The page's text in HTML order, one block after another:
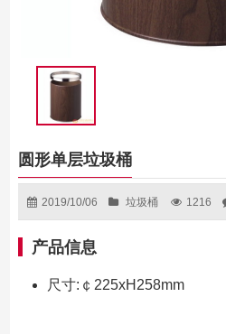
圆形单层垃圾桶
2019/10/06 垃圾桶 1216
产品信息
尺寸:￠225xH258mm